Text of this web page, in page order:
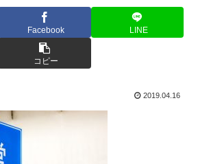
Facebook LINE
コピー
2019.04.16